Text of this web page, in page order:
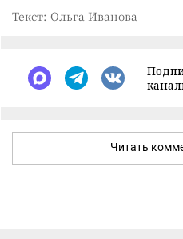
Текст: Ольга Иванова
Читать